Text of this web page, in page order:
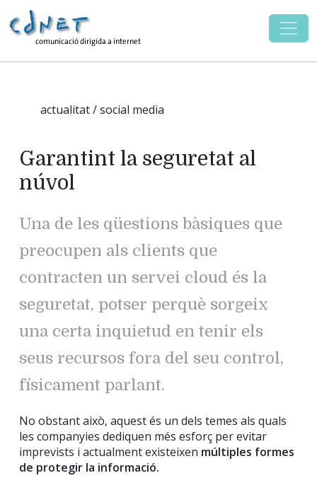
actualitat / social media
Garantint la seguretat al
núvol
Una de les qüestions bàsiques que
preocupen als clients que
contracten un servei cloud és la
seguretat, potser perquè sorgeix
una certa inquietud en tenir els
seus recursos fora del seu control,
físicament parlant.
No obstant això, aquest és un dels temes als quals
les companyies dediquen més esforç per evitar
imprevists i actualment existeixen múltiples formes
de protegir la informació.